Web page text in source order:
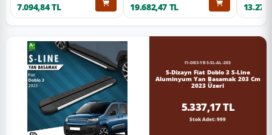
7.094,84 TL 19.682,47 TL
FI-DB3-YBS-SL-AL-203
S-Dizayn Fiat Doblo 3 S-Line
Aluminyum Yan Basamak 203 Cm
2023 Üzeri
5.337,17 TL
Stok Adet: 999